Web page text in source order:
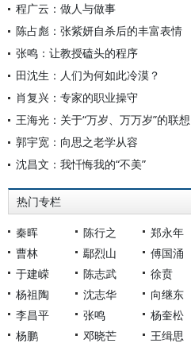
程广云：做人与做事
陈占彪：张紫妍自杀后的丰富表情
张鸣：让教授磕头的程序
田沈生：人们为何如此冷漠？
肖复兴：专家的职业操守
王海光：关于“万岁、万万岁”的联想
郭宇宽：向思之老学从容
沈昌文：我忏悔我的“不美”
热门专栏
秦晖 陈行之 郑永年
曹林
鄢烈山 傅国涌
于建嵘
陈志武 徐贲
杨祖陶
沈志华 向继东
李昌平
张鸣 杨奎松
杨鹏
邓晓芒 王缉思